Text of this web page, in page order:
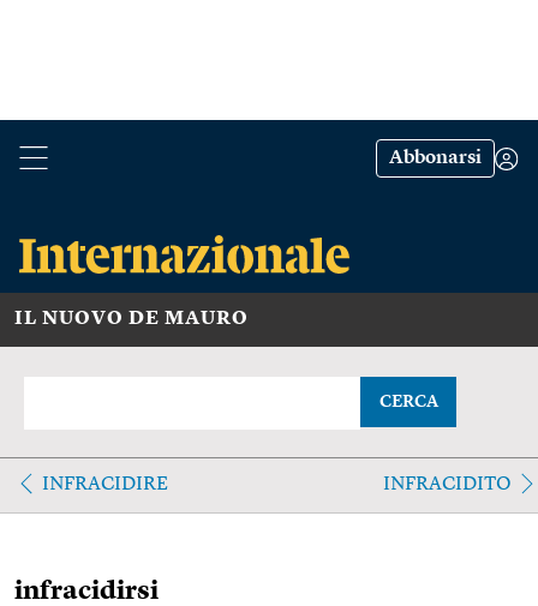
Abbonarsi
IL NUOVO DE MAURO
CERCA
INFRACIDIRE INFRACIDITO
infracidirsi